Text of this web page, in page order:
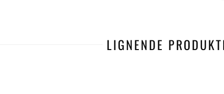
LIGNENDE